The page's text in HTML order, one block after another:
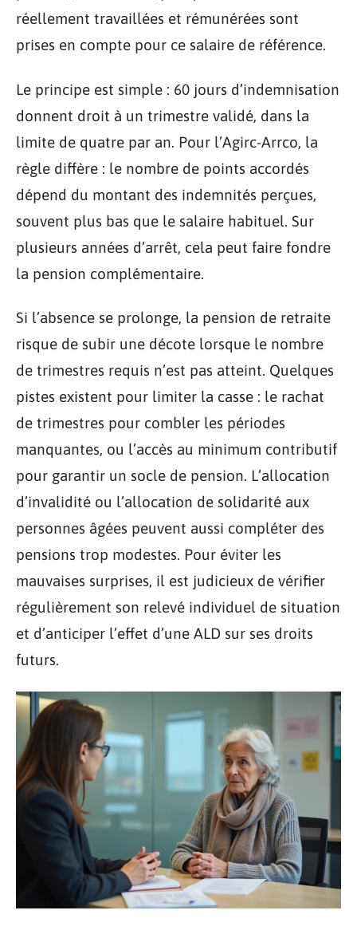
réellement travaillées et rémunérées sont
prises en compte pour ce salaire de référence.
Le principe est simple : 60 jours d’indemnisation
donnent droit à un trimestre validé, dans la
limite de quatre par an. Pour l’Agirc-Arrco, la
règle diffère : le nombre de points accordés
dépend du montant des indemnités perçues,
souvent plus bas que le salaire habituel. Sur
plusieurs années d’arrêt, cela peut faire fondre
la pension complémentaire.
Si l’absence se prolonge, la pension de retraite
risque de subir une décote lorsque le nombre
de trimestres requis n’est pas atteint. Quelques
pistes existent pour limiter la casse : le rachat
de trimestres pour combler les périodes
manquantes, ou l’accès au minimum contributif
pour garantir un socle de pension. L’allocation
d’invalidité ou l’allocation de solidarité aux
personnes âgées peuvent aussi compléter des
pensions trop modestes. Pour éviter les
mauvaises surprises, il est judicieux de vérifier
régulièrement son relevé individuel de situation
et d’anticiper l’effet d’une ALD sur ses droits
futurs.